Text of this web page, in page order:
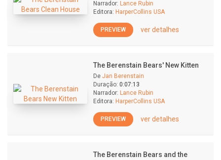
Narrador: Lance Rubin
Editora: HarperCollins USA
PREVIEW ver detalhes
The Berenstain Bears' New Kitten
De Jan Berenstain
Duração: 0:07:13
Narrador: Lance Rubin
Editora: HarperCollins USA
PREVIEW ver detalhes
The Berenstain Bears and the